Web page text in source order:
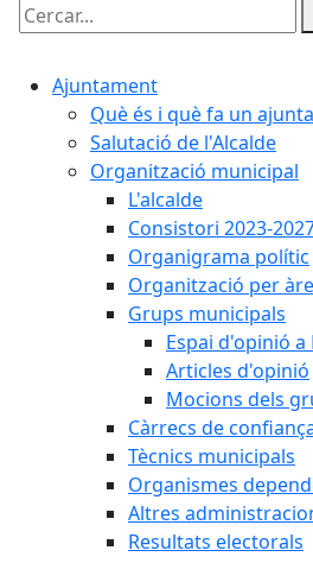
Cercar:
Ajuntament
Què és i què fa un
Salutació de l'Alcalde
Organització municipal
L'alcalde
Consistori 2023-
Organigrama polític
Organització per
Grups municipals
Espai d'opinió
Articles d'opinió
Mocions dels
Càrrecs de
Tècnics municipals
Organismes
Altres
Resultats electorals